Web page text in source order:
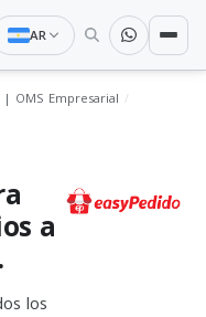
AR
OMS Empresarial
a
los